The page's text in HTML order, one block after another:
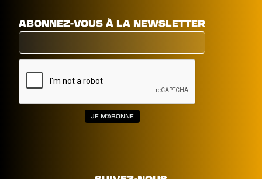
ABONNEZ-VOUS À LA NEWSLETTER